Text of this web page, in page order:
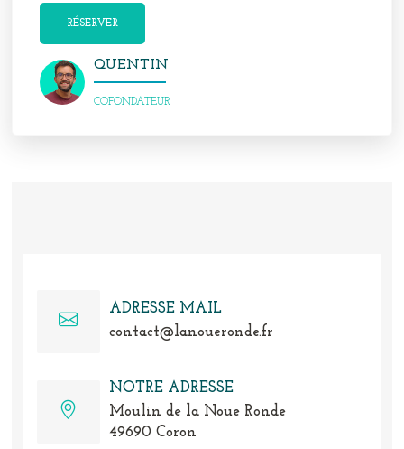
RÉSERVER
QUENTIN
COFONDATEUR
ADRESSE MAIL
contact@lanoueronde.fr
NOTRE ADRESSE
Moulin de la Noue Ronde
49690 Coron